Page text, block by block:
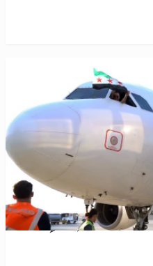
رحلاتها إلى الإمارات